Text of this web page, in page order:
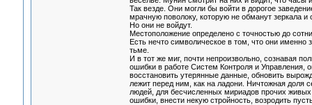
Так везде. Они могли бы войти в дорогое
мрачную поволоку, которую не обманут зеркала и
Но они не войдут.
Местоположение определено с точностью до
Есть нечто символическое в том, что они
тьме.
И в тот же миг, почти непроизвольно, сознавая
ошибки в работе Систем Контроля и Управления,
восстановить утерянные данные, обновить
лежит перед ним, как на ладони. Ничтожная доля
людей, для бесчисленных мириадов прочих
ошибки, внести некую стройность, возродить